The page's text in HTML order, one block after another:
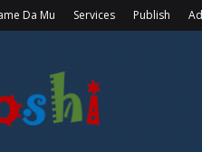
Da Mu Services Publish